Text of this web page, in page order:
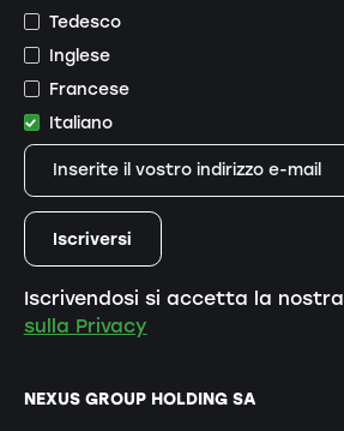
NEXUS GROUP HOLDING SA
Tedesco
Inglese
Francese
Italiano
Iscrivendosi si accetta la nostra
sulla Privacy